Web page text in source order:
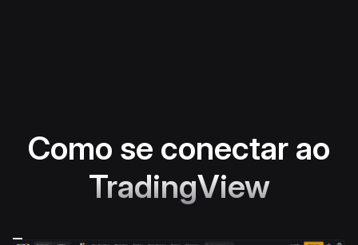
Como se conectar ao
TradingView